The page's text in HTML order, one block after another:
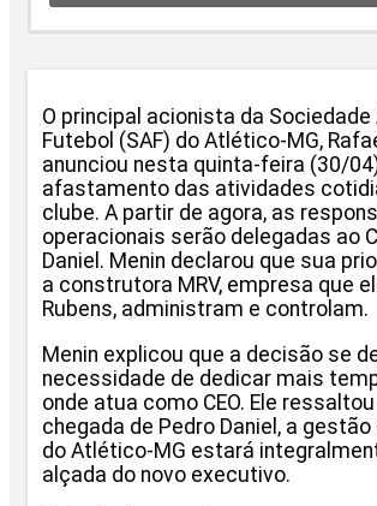
O principal acionista da Sociedade
Futebol (SAF) do Atlético-MG,
anunciou nesta quinta-feira (30/
afastamento das atividades
clube. A partir de agora, as
operacionais serão delegadas ao
Daniel. Menin declarou que sua
a construtora MRV, empresa que
Rubens, administram e controlam.
Menin explicou que a decisão se
necessidade de dedicar mais
onde atua como CEO. Ele
chegada de Pedro Daniel, a gestão
do Atlético-MG estará
alçada do novo executivo.